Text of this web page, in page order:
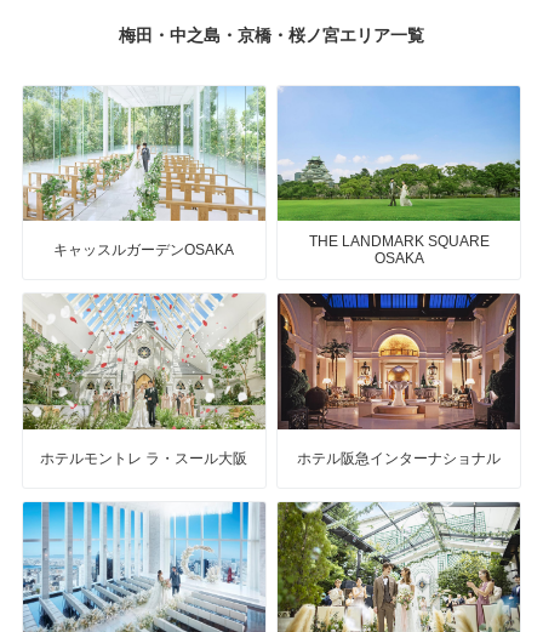
梅田・中之島・京橋・桜ノ宮エリア一覧
キャッスルガーデンOSAKA
THE LANDMARK SQUARE
OSAKA
ホテルモントレ ラ・スール大阪 ホテル阪急インターナショナル